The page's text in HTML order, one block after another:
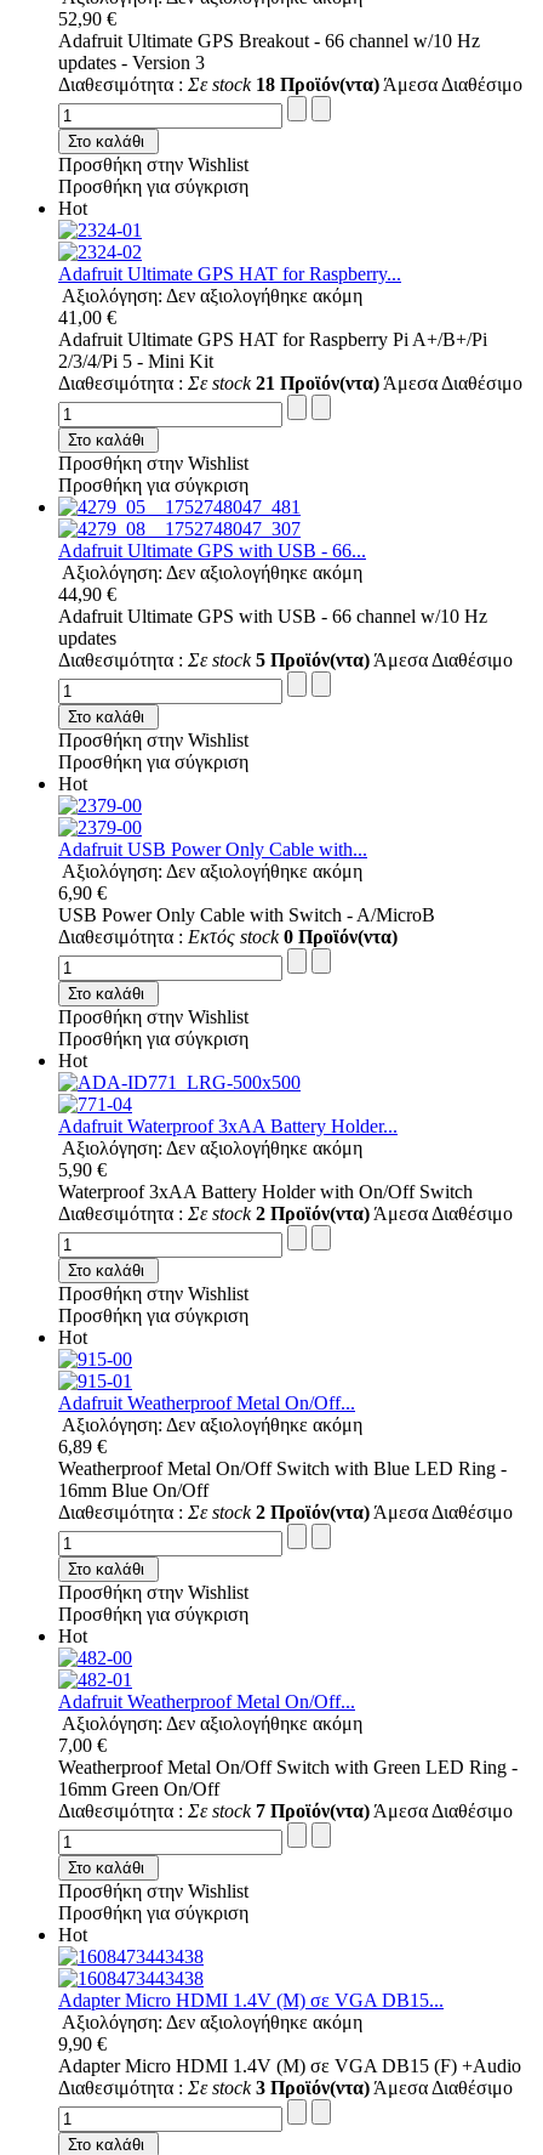
52,90 €
Adafruit Ultimate GPS Breakout - 66 channel w/10 Hz
updates - Version 3
Διαθεσιμότητα : Σε stock 18 Προϊόν(ντα) Άμεσα Διαθέσιμο
Στο καλάθι
Προσθήκη στην Wishlist
Προσθήκη για σύγκριση
Hot
Adafruit Ultimate GPS HAT for Raspberry...
Αξιολόγηση: Δεν αξιολογήθηκε ακόμη
41,00 €
Adafruit Ultimate GPS HAT for Raspberry Pi A+/B+/Pi
2/3/4/Pi 5 - Mini Kit
Διαθεσιμότητα : Σε stock 21 Προϊόν(ντα) Άμεσα Διαθέσιμο
Στο καλάθι
Προσθήκη στην Wishlist
Προσθήκη για σύγκριση
Adafruit Ultimate GPS with USB - 66...
Αξιολόγηση: Δεν αξιολογήθηκε ακόμη
44,90 €
Adafruit Ultimate GPS with USB - 66 channel w/10 Hz
updates
Διαθεσιμότητα : Σε stock 5 Προϊόν(ντα) Άμεσα Διαθέσιμο
Στο καλάθι
Προσθήκη στην Wishlist
Προσθήκη για σύγκριση
Hot
Adafruit USB Power Only Cable with...
Αξιολόγηση: Δεν αξιολογήθηκε ακόμη
6,90 €
USB Power Only Cable with Switch - A/MicroB
Διαθεσιμότητα : Εκτός stock 0 Προϊόν(ντα)
Στο καλάθι
Προσθήκη στην Wishlist
Προσθήκη για σύγκριση
Hot
Adafruit Waterproof 3xAA Battery Holder...
Αξιολόγηση: Δεν αξιολογήθηκε ακόμη
5,90 €
Waterproof 3xAA Battery Holder with On/Off Switch
Διαθεσιμότητα : Σε stock 2 Προϊόν(ντα) Άμεσα Διαθέσιμο
Στο καλάθι
Προσθήκη στην Wishlist
Προσθήκη για σύγκριση
Hot
Adafruit Weatherproof Metal On/Off...
Αξιολόγηση: Δεν αξιολογήθηκε ακόμη
6,89 €
Weatherproof Metal On/Off Switch with Blue LED Ring -
16mm Blue On/Off
Διαθεσιμότητα : Σε stock 2 Προϊόν(ντα) Άμεσα Διαθέσιμο
Στο καλάθι
Προσθήκη στην Wishlist
Προσθήκη για σύγκριση
Hot
Adafruit Weatherproof Metal On/Off...
Αξιολόγηση: Δεν αξιολογήθηκε ακόμη
7,00 €
Weatherproof Metal On/Off Switch with Green LED Ring -
16mm Green On/Off
Διαθεσιμότητα : Σε stock 7 Προϊόν(ντα) Άμεσα Διαθέσιμο
Στο καλάθι
Προσθήκη στην Wishlist
Προσθήκη για σύγκριση
Hot
Adapter Micro HDMI 1.4V (M) σε VGA DB15...
Αξιολόγηση: Δεν αξιολογήθηκε ακόμη
9,90 €
Adapter Micro HDMI 1.4V (M) σε VGA DB15 (F) +Audio
Διαθεσιμότητα : Σε stock 3 Προϊόν(ντα) Άμεσα Διαθέσιμο
Στο καλάθι